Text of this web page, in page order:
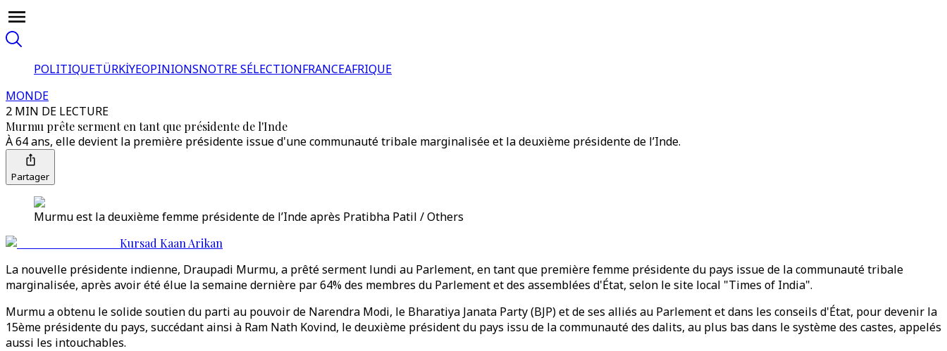
POLITIQUETÜRKİYEOPINIONSNOTRE SÉLECTIONFRANCEAFRIQUE
MONDE
2 MIN DE LECTURE
Murmu prête serment en tant que présidente de l'Inde
À 64 ans, elle devient la première présidente issue d'une communauté tribale marginalisée et la deuxième présidente de l’Inde.
Partager
Murmu est la deuxième femme présidente de l’Inde après Pratibha Patil / Others
Kursad Kaan Arikan
La nouvelle présidente indienne, Draupadi Murmu, a prêté serment lundi au Parlement, en tant que première femme présidente du pays issue de la communauté tribale
marginalisée, après avoir été élue la semaine dernière par 64% des membres du Parlement et des assemblées d'État, selon le site local "Times of India".
Murmu a obtenu le solide soutien du parti au pouvoir de Narendra Modi, le Bharatiya Janata Party (BJP) et de ses alliés au Parlement et dans les conseils d'État, pour devenir la
15ème présidente du pays, succédant ainsi à Ram Nath Kovind, le deuxième président du pays issu de la communauté des dalits, au plus bas dans le système des castes, appelés
aussi les intouchables.